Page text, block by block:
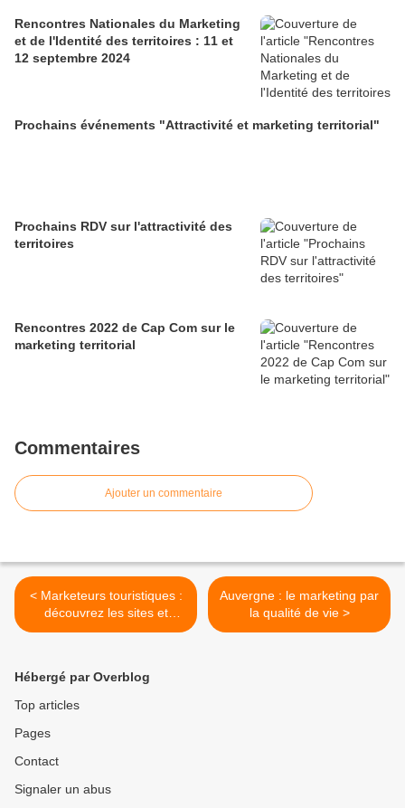
Rencontres Nationales du Marketing
et de l'Identité des territoires : 11 et
12 septembre 2024
Prochains événements "Attractivité et marketing territorial"
Prochains RDV sur l'attractivité des
territoires
Rencontres 2022 de Cap Com sur le
marketing territorial
Commentaires
Ajouter un commentaire
< Marketeurs touristiques :
découvrez les sites et
routes les plus prisés par
Auvergne : le marketing par
la qualité de vie >
Hébergé par Overblog
Top articles
Pages
Contact
Signaler un abus